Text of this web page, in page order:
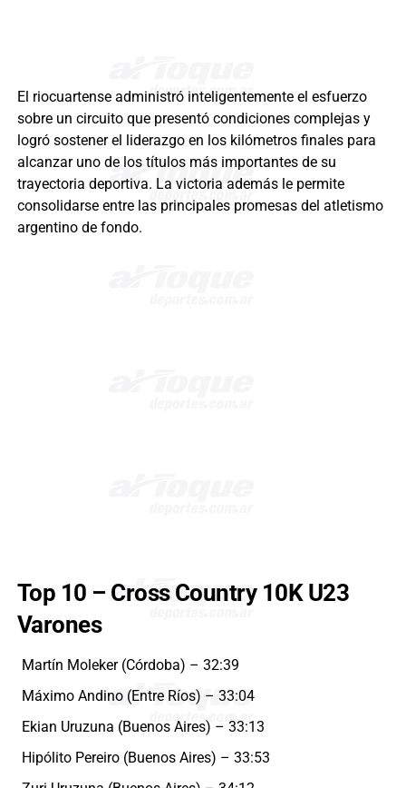
El riocuartense administró inteligentemente el esfuerzo
sobre un circuito que presentó condiciones complejas y
logró sostener el liderazgo en los kilómetros finales para
alcanzar uno de los títulos más importantes de su
trayectoria deportiva. La victoria además le permite
consolidarse entre las principales promesas del atletismo
argentino de fondo.
Top 10 – Cross Country 10K U23
Varones
Martín Moleker (Córdoba) – 32:39
Máximo Andino (Entre Ríos) – 33:04
Ekian Uruzuna (Buenos Aires) – 33:13
Hipólito Pereiro (Buenos Aires) – 33:53